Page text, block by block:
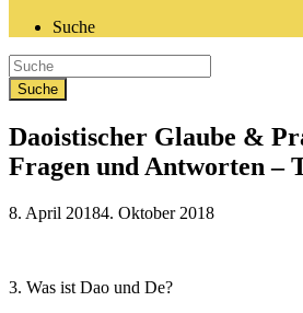
Suche
Daoistischer Glaube &
Fragen und Antworten –
Veröffentlicht
8. April 20184. Oktober 2018
3. Was ist Dao und De?